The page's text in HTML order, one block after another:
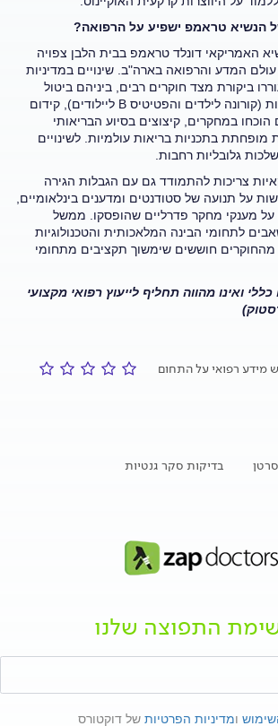
הנשיא טראמפ ישפיע על הרפואה?
האמריקאי דונלד טראמפ בבית הלבן צפויה
המדע והרפואה בארה"ב. שינויים במדיניות
ביקורת מצד חוקרים רבים, ביניהם ביטול
המלצות חיסון מסוימות (קורונה לילדים והפטיטיס B ליילודים), קידום
במחקרים, קיצוצים בסיוע הבריאותי
מופחתת בתכניות בריאות עולמיות. לשינויים
גלובליות רחבות.
צריכות להתמודד גם עם הגבלות הגירה
על תנועה של סטודנטים ומדענים בינלאומיים,
מענקי מחקר פדרליים שהופסקו. ממשל
לתחומי הבינה המלאכותית והטכנולוגיות
מהחוקרים חוששים שימשוך תקציבים מתחומי
ואינו מהווה תחליף לייעוץ רפואי מקצועי
מידע רפואי על התחום
סרטן בדיקות סקר גנטיות
התפוצה שלנו
ומדיניות הפרטיות של דוקטורס